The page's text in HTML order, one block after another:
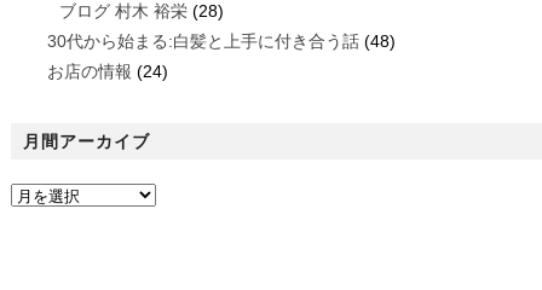
ブログ 村木 裕栄(28)
30代から始まる:白髪と上手に付き合う話(48)
お店の情報 (24)
月間アーカイブ